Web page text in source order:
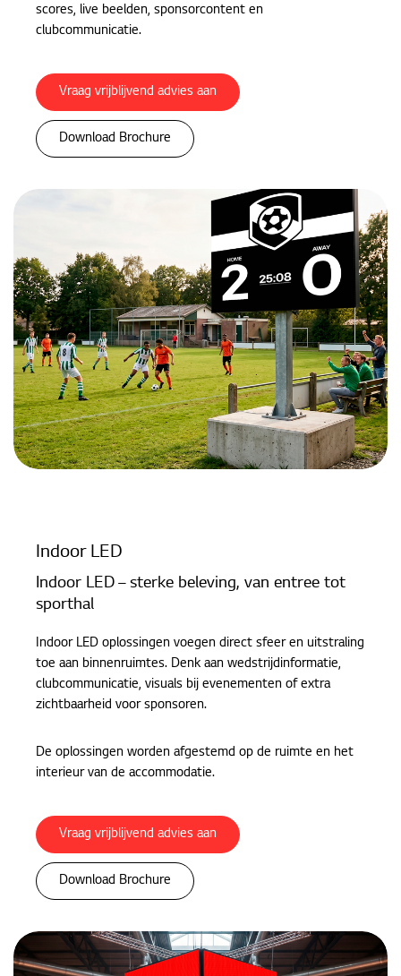
scores, live beelden, sponsorcontent en
clubcommunicatie.
Vraag vrijblijvend advies aan
Download Brochure
Indoor LED
Indoor LED – sterke beleving, van entree tot
sporthal
Indoor LED oplossingen voegen direct sfeer en uitstraling
toe aan binnenruimtes. Denk aan wedstrijdinformatie,
clubcommunicatie, visuals bij evenementen of extra
zichtbaarheid voor sponsoren.
De oplossingen worden afgestemd op de ruimte en het
interieur van de accommodatie.
Vraag vrijblijvend advies aan
Download Brochure